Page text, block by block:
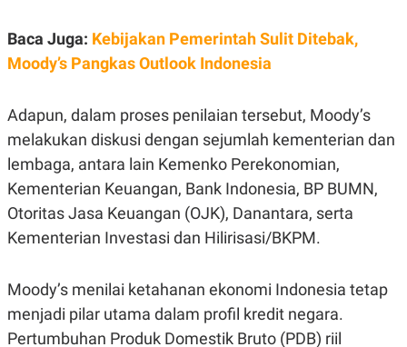
JARINGAN
O
T
N
A
C
A
E
R
S
R
E
E
S
I
A
K
I
Baca Juga: Kebijakan Pemerintah Sulit Ditebak,
Moody’s Pangkas Outlook Indonesia
Adapun, dalam proses penilaian tersebut, Moody’s
melakukan diskusi dengan sejumlah kementerian dan
lembaga, antara lain Kemenko Perekonomian,
Kementerian Keuangan, Bank Indonesia, BP BUMN,
Otoritas Jasa Keuangan (OJK), Danantara, serta
Kementerian Investasi dan Hilirisasi/BKPM.
Moody’s menilai ketahanan ekonomi Indonesia tetap
menjadi pilar utama dalam profil kredit negara.
Pertumbuhan Produk Domestik Bruto (PDB) riil